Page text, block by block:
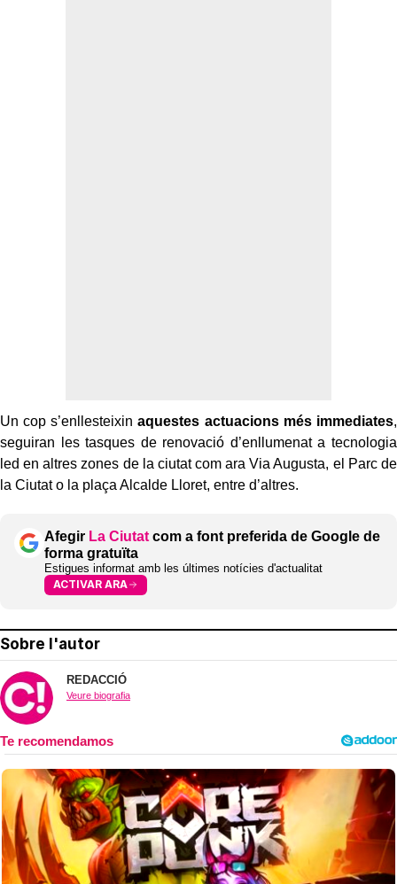
Un cop s’enllesteixinaquestes actuacions més immediates,
seguiran les tasques de renovació d’enllumenat a tecnologia
led en altres zones de la ciutat com ara Via Augusta, el Parc de
la Ciutat o la plaça Alcalde Lloret, entre d’altres.
Afegir La Ciutat com a font preferida de Google de
forma gratuïta
Estigues informat amb les últimes notícies d'actualitat
ACTIVAR ARA
Sobre l'autor
REDACCIÓ
Veure biografia